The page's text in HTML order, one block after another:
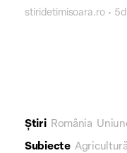
stiridetimisoara.ro • 5d
Știri România
Subiecte Agricultură